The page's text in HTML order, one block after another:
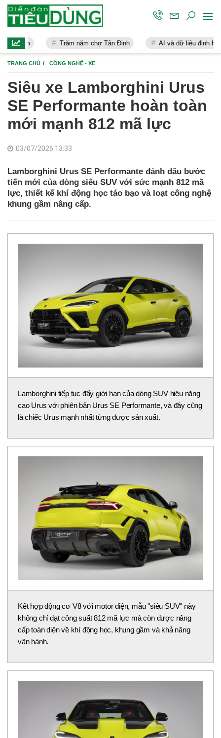
năm chợ Tân Định AI và dữ liệu định hình tương lai ngành
TRANG CHỦ CÔNG NGHỆ - XE
Siêu xe Lamborghini Urus
SE Performante hoàn toàn
mới mạnh 812 mã lực
03/07/2026 13:33
Lamborghini Urus SE Performante đánh dấu bước
tiến mới của dòng siêu SUV với sức mạnh 812 mã
lực, thiết kế khí động học táo bạo và loạt công nghệ
khung gầm nâng cấp.
Lamborghini tiếp tục đẩy giới hạn của dòng SUV hiệu năng
cao Urus với phiên bản Urus SE Performante, và đây cũng
là chiếc Urus mạnh nhất từng được sản xuất.
Kết hợp động cơ V8 với motor điện, mẫu "siêu SUV" này
không chỉ đạt công suất 812 mã lực mà còn được nâng
cấp toàn diện về khí động học, khung gầm và khả năng
vận hành.